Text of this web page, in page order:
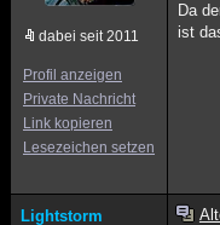
dabei seit 2011
Profil anzeigen
Private Nachricht
Link kopieren
Lesezeichen setzen
Da
ist
Lightstorm